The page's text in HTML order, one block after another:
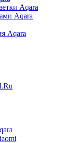
Aqara
Aqara
Aqara